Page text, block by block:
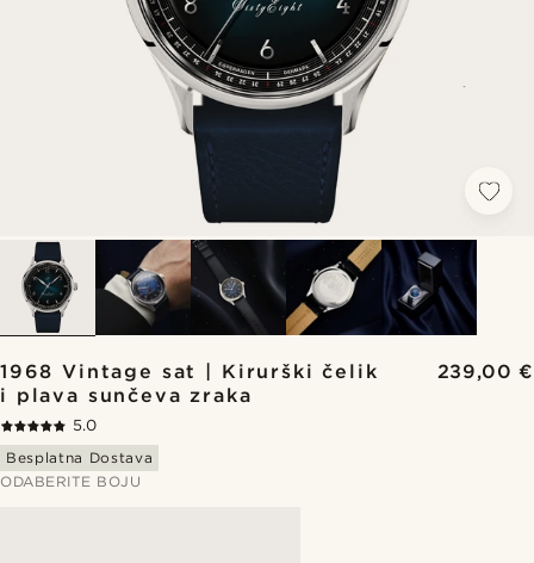
1968 Vintage sat | Kirurški čelik
i plava sunčeva zraka
239,00 €
5.0
Besplatna Dostava
ODABERITE BOJU